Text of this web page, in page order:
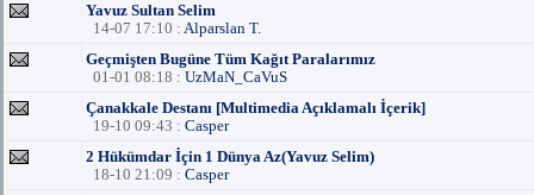
Yavuz Sultan Selim
14-07 17:10 : Alparslan T.
Geçmişten Bugüne Tüm Kağıt Paralarımız
01-01 08:18 : UzMaN_CaVuS
Çanakkale Destanı [Multimedia Açıklamalı İçerik]
19-10 09:43 : Casper
2 Hükümdar İçin 1 Dünya Az(Yavuz Selim)
18-10 21:09 : Casper